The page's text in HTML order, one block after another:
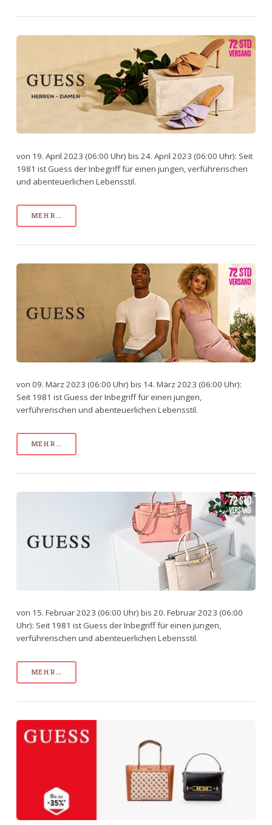
von 19. April 2023 (06:00 Uhr) bis 24. April 2023 (06:00 Uhr): Seit
1981 ist Guess der Inbegriff für einen jungen, verführerischen
und abenteuerlichen Lebensstil.
MEHR...
von 09. März 2023 (06:00 Uhr) bis 14. März 2023 (06:00 Uhr):
Seit 1981 ist Guess der Inbegriff für einen jungen,
verführerischen und abenteuerlichen Lebensstil.
MEHR...
von 15. Februar 2023 (06:00 Uhr) bis 20. Februar 2023 (06:00
Uhr): Seit 1981 ist Guess der Inbegriff für einen jungen,
verführerischen und abenteuerlichen Lebensstil.
MEHR...